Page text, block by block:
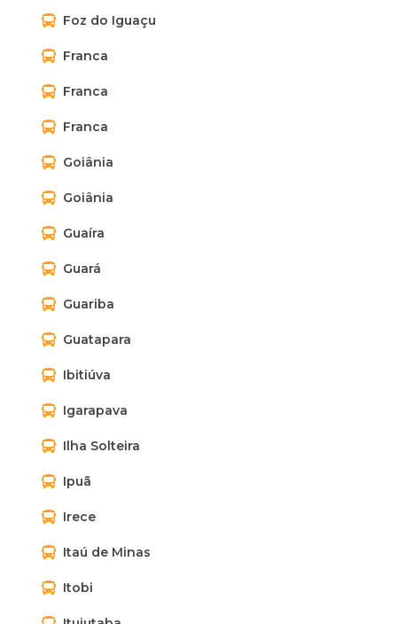
Foz do Iguaçu
Franca
Franca
Franca
Goiânia
Goiânia
Guaíra
Guará
Guariba
Guatapara
Ibitiúva
Igarapava
Ilha Solteira
Ipuã
Irece
Itaú de Minas
Itobi